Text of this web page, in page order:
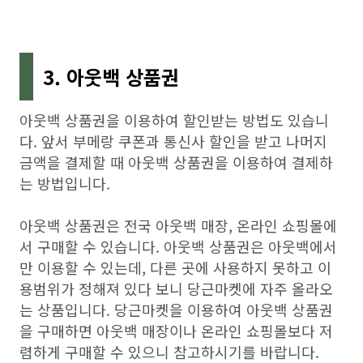
3. 아웃백 상품권
아웃백 상품권을 이용하여 할인받는 방법도 있습니
다. 앞서 부메랑 쿠폰과 통신사 할인을 받고 나머지
금액을 결제할 때 아웃백 상품권을 이용하여 결제하
는 방법입니다.
아웃백 상품권은 전국 아웃백 매장, 온라인 쇼핑몰에
서 구매할 수 있습니다. 아웃백 상품권은 아웃백에서
만 이용할 수 있는데, 다른 곳에 사용하지 못하고 이
용범위가 정해져 있다 보니 당근마켓에 자주 올라오
는 상품입니다. 당근마켓을 이용하여 아웃백 상품권
을 구매하면 아웃백 매장이나 온라인 쇼핑몰보다 저
렴하게 구매할 수 있으니 참고하시기를 바랍니다.